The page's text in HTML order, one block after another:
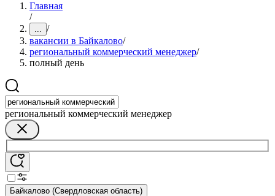
Главная
/
... /
вакансии в Байкалово/
региональный коммерческий менеджер/
полный день
региональный коммерческий менеджер
Байкалово (Свердловская область)